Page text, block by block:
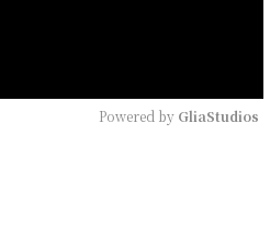
Powered by GliaStudios